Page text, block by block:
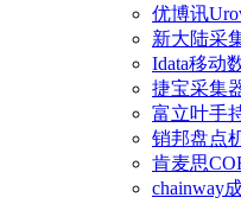
优博讯
新大陆采
Idata移动
捷宝采集
富立叶手
销邦盘点
肯麦思
chainway